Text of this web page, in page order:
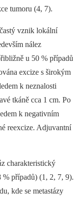
tumoru (4, 7).
vznik lokální
nález
u 50 % případů
excize s širokým
k neznalosti
tkáně cca 1 cm. Po
k negativním
reexcize. Adjuvantní
charakteristický
% případů) (1, 2, 7, 9).
kde se metastázy